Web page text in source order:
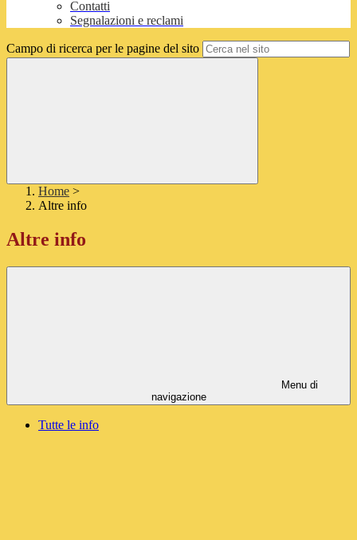
Contatti
Segnalazioni e reclami
Campo di ricerca per le pagine del sito
Home >
Altre info
Altre info
Menu di
navigazione
Tutte le info